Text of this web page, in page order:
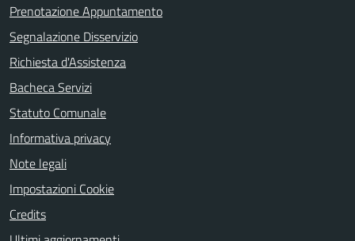
Prenotazione Appuntamento
Segnalazione Disservizio
Richiesta d'Assistenza
Bacheca Servizi
Statuto Comunale
Informativa privacy
Note legali
Impostazioni Cookie
Credits